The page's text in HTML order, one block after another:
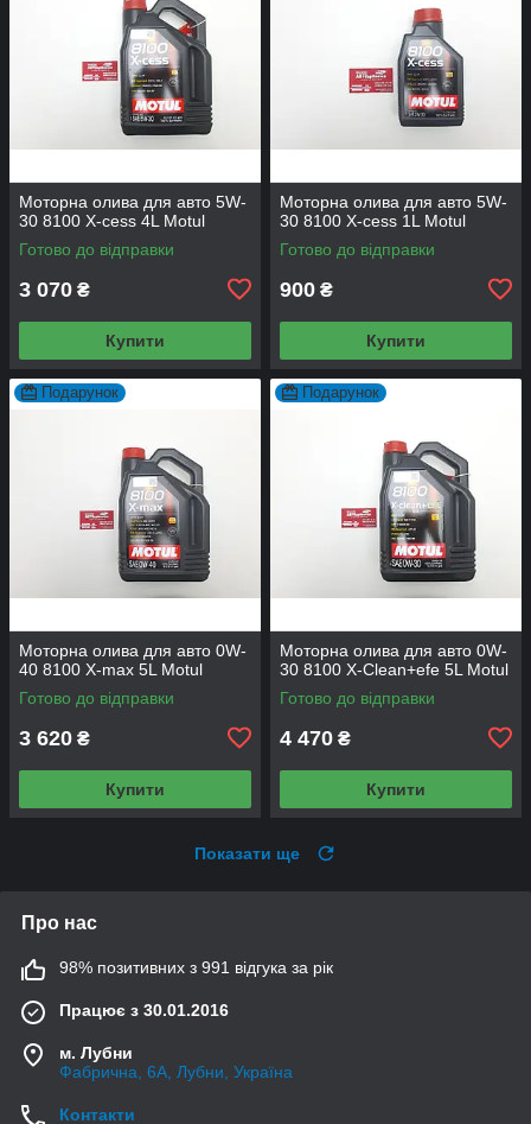
Моторна олива для авто 5W-
30 8100 X-cess 4L Motul
Готово до відправки
3 070 ₴
Купити
Моторна олива для авто 5W-
30 8100 X-cess 1L Motul
Готово до відправки
900 ₴
Купити
Подарунок
Моторна олива для авто 0W-
40 8100 X-max 5L Motul
Готово до відправки
3 620 ₴
Купити
Подарунок
Моторна олива для авто 0W-
30 8100 X-Сlean+efe 5L Motul
Готово до відправки
4 470 ₴
Купити
Показати ще
Про нас
98% позитивних з 991 відгука за рік
Працює з 30.01.2016
м. Лубни
Фабрична, 6А, Лубни, Україна
Контакти